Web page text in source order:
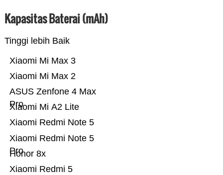
Kapasitas Baterai (mAh)
Tinggi lebih Baik
Xiaomi Redmi 5
Honor 8x
Xiaomi Redmi Note 5
Pro
Xiaomi Redmi Note 5
Xiaomi Mi A2 Lite
ASUS Zenfone 4 Max
Pro
Xiaomi Mi Max 2
Xiaomi Mi Max 3